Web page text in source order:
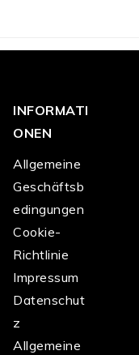
INFORMATI
ONEN
Allgemeine
Geschäftsb
edingungen
Cookie-
Richtlinie
Impressum
Datenschut
z
Allgemeine